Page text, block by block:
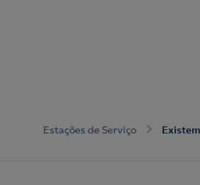
Estações de Serviço